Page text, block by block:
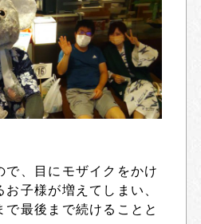
で、目にモザイクをかけ
子様が増えてしまい、
で最後まで続けることと